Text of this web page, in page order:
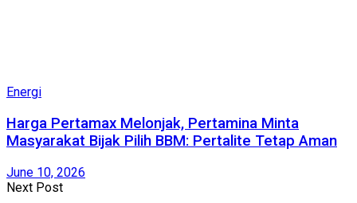
Energi
Harga Pertamax Melonjak, Pertamina Minta
Masyarakat Bijak Pilih BBM: Pertalite Tetap Aman
June 10, 2026
Next Post